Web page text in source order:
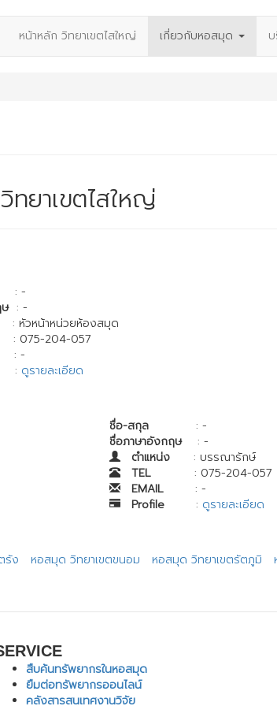
หน้าหลัก วิทยาเขตไสใหญ่ เกี่ยวกับหอสมุด
ยาเขตไสใหญ่
-
: -
: หัวหน้าหน่วยห้องสมุด
204-057
-
: ดูรายละเอียด
ชื่อ-สกุล
: -
ชื่อภาษาอังกฤษ: -
ตำแหน่ง: บรรณารักษ์
TEL: 075-204-057
EMAIL: -
Profile: ดูรายละเอียด
รัง หอสมุด วิทยาเขตขนอม หอสมุด วิทยาเขตรัตภูมิ
สืบค้นทรัพยากรในหอสมุด
ยืมต่อทรัพยากรออนไลน์
คลังสารสนเทศงานวิจัย